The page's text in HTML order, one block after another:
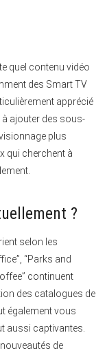
quel contenu vidéo
des Smart TV
apprécié
ajouter des sous-
plus
qui cherchent à
?
selon les
“Parks and
continuent
des catalogues de
également vous
aussi captivantes.
de